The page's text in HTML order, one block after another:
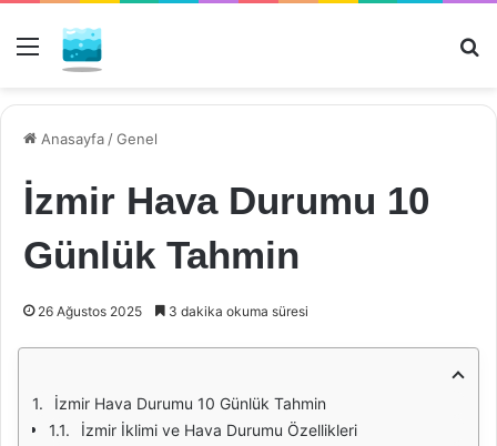
Menü
Anasayfa /Genel
İzmir Hava Durumu 10
Günlük Tahmin
26 Ağustos 2025 3 dakika okuma süresi
İzmir Hava Durumu 10 Günlük Tahmin
İzmir İklimi ve Hava Durumu Özellikleri